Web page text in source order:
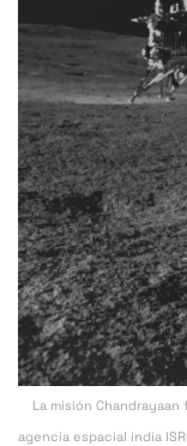
La misión
agencia espacial india